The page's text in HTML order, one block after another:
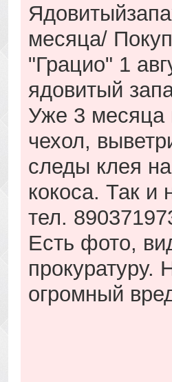
месяца/
"Грацио" 1
ядовитый
Уже 3 месяца
чехол,
следы клея
кокоса. Так
тел.
Есть фото,
прокуратуру.
огромный